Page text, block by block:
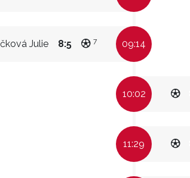
Julie 8:5 7 09:14
10:02
11:29